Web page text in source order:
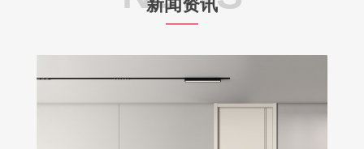
新闻资讯
——